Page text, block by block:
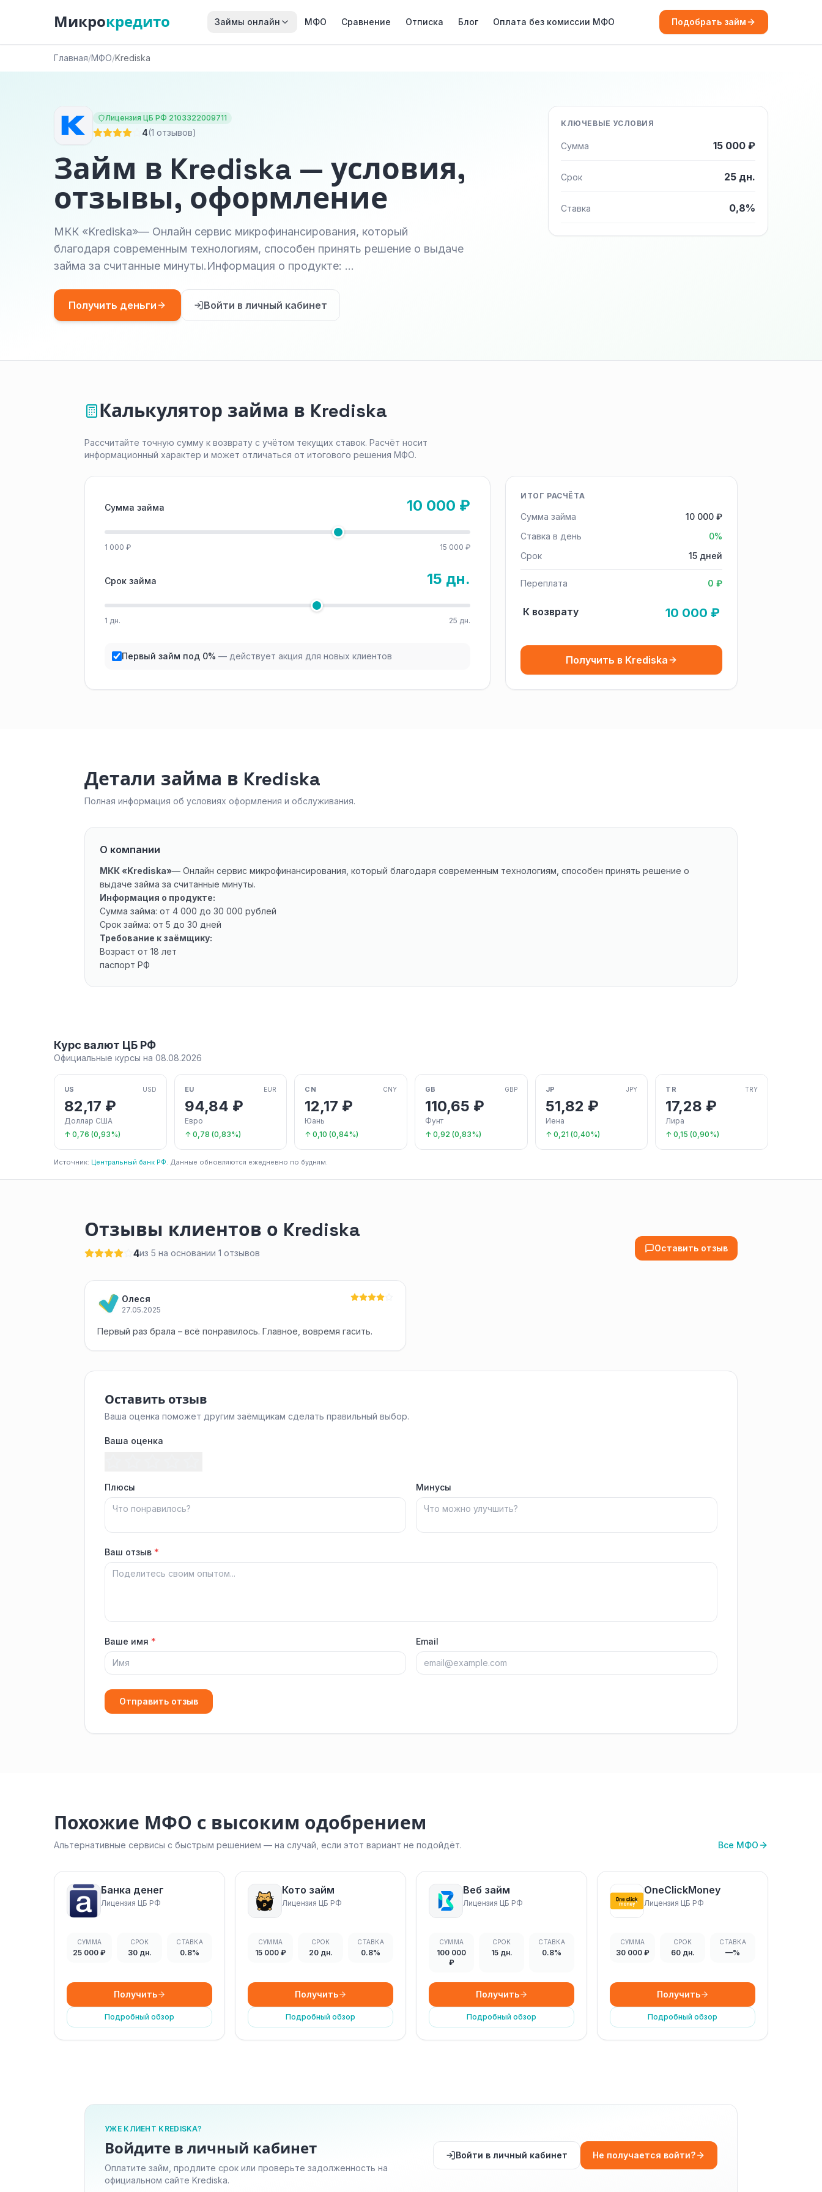
Микрокредито Займы онлайн МФО Сравнение Отписка Блог Оплата без комиссии МФО Подобрать займ
Главная/МФО/Krediska
Лицензия ЦБ РФ 2103322009711
4(1 отзывов)
Займ в Krediska — условия,
отзывы, оформление
МКК «Krediska»— Онлайн сервис микрофинансирования, который
благодаря современным технологиям, способен принять решение о выдаче
займа за считанные минуты.Информация о продукте: …
Получить деньги Войти в личный кабинет
КЛЮЧЕВЫЕ УСЛОВИЯ
Сумма 15 000 ₽
Срок 25 дн.
Ставка 0,8%
Калькулятор займа в Krediska
Рассчитайте точную сумму к возврату с учётом текущих ставок. Расчёт носит
информационный характер и может отличаться от итогового решения МФО.
Сумма займа 10 000 ₽
1 000 ₽ 15 000 ₽
Срок займа 15 дн.
1 дн. 25 дн.
Первый займ под 0% — действует акция для новых клиентов
ИТОГ РАСЧЁТА
Сумма займа
10 000 ₽
Ставка в день
0%
Срок
15 дней
Переплата 0 ₽
К возврату 10 000 ₽
Получить в Krediska
Детали займа в Krediska
Полная информация об условиях оформления и обслуживания.
О компании
МКК «Krediska»— Онлайн сервис микрофинансирования, который благодаря современным технологиям, способен принять решение о
выдаче займа за считанные минуты.
Информация о продукте:
Сумма займа: от 4 000 до 30 000 рублей
Срок займа: от 5 до 30 дней
Требование к заёмщику:
Возраст от 18 лет
паспорт РФ
Курс валют ЦБ РФ
Официальные курсы на 08.08.2026
US USD
82,17 ₽
Доллар США
↑ 0,76 (0,93%)
EU EUR
94,84 ₽
Евро
↑ 0,78 (0,83%)
CN CNY
12,17 ₽
Юань
↑ 0,10 (0,84%)
GB GBP
110,65 ₽
Фунт
↑ 0,92 (0,83%)
JP JPY
51,82 ₽
Иена
↑ 0,21 (0,40%)
TR TRY
17,28 ₽
Лира
↑ 0,15 (0,90%)
Источник: Центральный банк РФ. Данные обновляются ежедневно по будням.
Отзывы клиентов о Krediska
4из 5 на основании 1 отзывов Оставить отзыв
Олеся
27.05.2025
Первый раз брала – всё понравилось. Главное, вовремя гасить.
Оставить отзыв
Ваша оценка поможет другим заёмщикам сделать правильный выбор.
Ваша оценка
Плюсы Минусы
Ваш отзыв *
Ваше имя * Email
Отправить отзыв
Похожие МФО с высоким одобрением
Альтернативные сервисы с быстрым решением — на случай, если этот вариант не подойдёт. Все МФО
Банка денег
Лицензия ЦБ РФ
СУММА
25 000 ₽
СРОК
30 дн.
СТАВКА
0.8%
Получить
Подробный обзор
Кото займ
Лицензия ЦБ РФ
СУММА
15 000 ₽
СРОК
20 дн.
СТАВКА
0.8%
Получить
Подробный обзор
Веб займ
Лицензия ЦБ РФ
СУММА
100 000
₽
СРОК
15 дн.
СТАВКА
0.8%
Получить
Подробный обзор
OneClickMoney
Лицензия ЦБ РФ
СУММА
30 000 ₽
СРОК
60 дн.
СТАВКА
—%
Получить
Подробный обзор
УЖЕ КЛИЕНТ KREDISKA?
Войдите в личный кабинет
Оплатите займ, продлите срок или проверьте задолженность на
официальном сайте Krediska.
Войти в личный кабинет Не получается войти?